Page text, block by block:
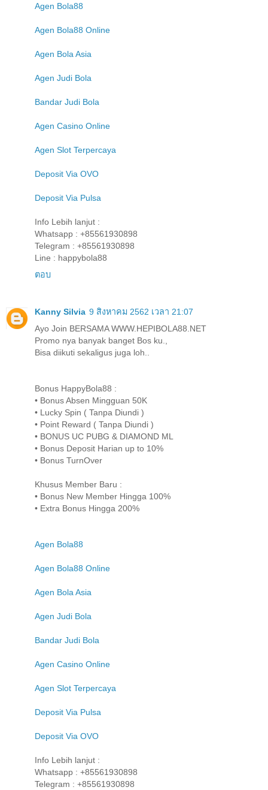
Agen Bola88
Agen Bola88 Online
Agen Bola Asia
Agen Judi Bola
Bandar Judi Bola
Agen Casino Online
Agen Slot Terpercaya
Deposit Via OVO
Deposit Via Pulsa
Info Lebih lanjut :
Whatsapp : +85561930898
Telegram : +85561930898
Line : happybola88
ตอบ
Kanny Silvia 9 สิงหาคม 2562 เวลา 21:07
Ayo Join BERSAMA WWW.HEPIBOLA88.NET
Promo nya banyak banget Bos ku.,
Bisa diikuti sekaligus juga loh..
Bonus HappyBola88 :
• Bonus Absen Mingguan 50K
• Lucky Spin ( Tanpa Diundi )
• Point Reward ( Tanpa Diundi )
• BONUS UC PUBG & DIAMOND ML
• Bonus Deposit Harian up to 10%
• Bonus TurnOver
Khusus Member Baru :
• Bonus New Member Hingga 100%
• Extra Bonus Hingga 200%
Agen Bola88
Agen Bola88 Online
Agen Bola Asia
Agen Judi Bola
Bandar Judi Bola
Agen Casino Online
Agen Slot Terpercaya
Deposit Via Pulsa
Deposit Via OVO
Info Lebih lanjut :
Whatsapp : +85561930898
Telegram : +85561930898